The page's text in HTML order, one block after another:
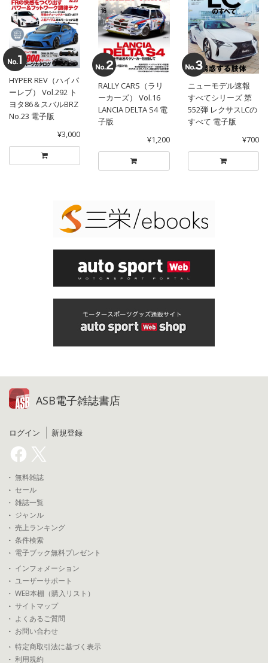
HYPER REV（ハイパ
ーレブ） Vol.292 ト
ヨタ86＆スバルBRZ
No.23 電子版
¥3,000
RALLY CARS（ラリ
ーカーズ） Vol.16
LANCIA DELTA S4 電
子版
¥1,200
ニューモデル速報
すべてシリーズ 第
552弾 レクサスLCの
すべて 電子版
¥700
ASB電子雑誌書店
ログイン 新規登録
無料雑誌
セール
雑誌一覧
ジャンル
売上ランキング
条件検索
電子ブック無料プレゼント
インフォメーション
ユーザーサポート
WEB本棚（購入リスト）
サイトマップ
よくあるご質問
お問い合わせ
特定商取引法に基づく表示
利用規約